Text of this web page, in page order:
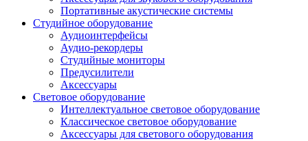
Портативные акустические системы
Студийное оборудование
Аудиоинтерфейсы
Аудио-рекордеры
Студийные мониторы
Предусилители
Аксессуары
Световое оборудование
Интеллектуальное световое оборудование
Классическое световое оборудование
Аксессуары для светового оборудования